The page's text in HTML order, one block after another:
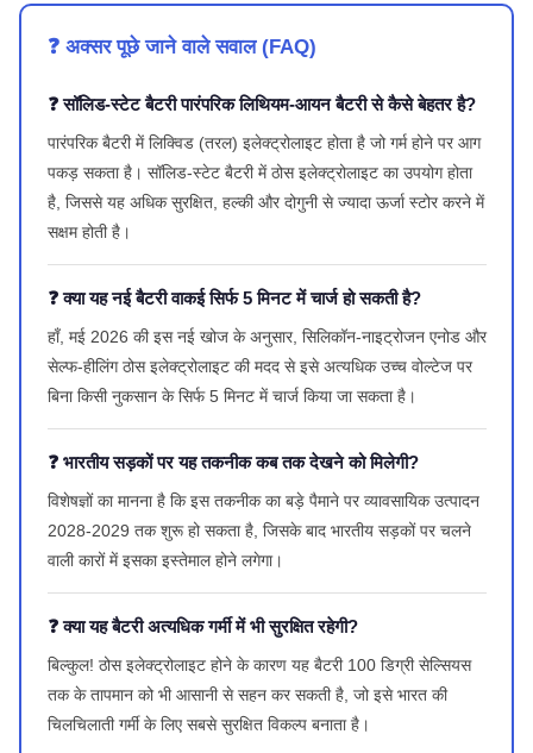
❓ अक्सर पूछे जाने वाले सवाल (FAQ)
❓ सॉलिड-स्टेट बैटरी पारंपरिक लिथियम-आयन बैटरी से कैसे बेहतर है?
पारंपरिक बैटरी में लिक्विड (तरल) इलेक्ट्रोलाइट होता है जो गर्म होने पर आग
पकड़ सकता है। सॉलिड-स्टेट बैटरी में ठोस इलेक्ट्रोलाइट का उपयोग होता
है, जिससे यह अधिक सुरक्षित, हल्की और दोगुनी से ज्यादा ऊर्जा स्टोर करने में
सक्षम होती है।
❓ क्या यह नई बैटरी वाकई सिर्फ 5 मिनट में चार्ज हो सकती है?
हाँ, मई 2026 की इस नई खोज के अनुसार, सिलिकॉन-नाइट्रोजन एनोड और
सेल्फ-हीलिंग ठोस इलेक्ट्रोलाइट की मदद से इसे अत्यधिक उच्च वोल्टेज पर
बिना किसी नुकसान के सिर्फ 5 मिनट में चार्ज किया जा सकता है।
❓ भारतीय सड़कों पर यह तकनीक कब तक देखने को मिलेगी?
विशेषज्ञों का मानना है कि इस तकनीक का बड़े पैमाने पर व्यावसायिक उत्पादन
2028-2029 तक शुरू हो सकता है, जिसके बाद भारतीय सड़कों पर चलने
वाली कारों में इसका इस्तेमाल होने लगेगा।
❓ क्या यह बैटरी अत्यधिक गर्मी में भी सुरक्षित रहेगी?
बिल्कुल! ठोस इलेक्ट्रोलाइट होने के कारण यह बैटरी 100 डिग्री सेल्सियस
तक के तापमान को भी आसानी से सहन कर सकती है, जो इसे भारत की
चिलचिलाती गर्मी के लिए सबसे सुरक्षित विकल्प बनाता है।